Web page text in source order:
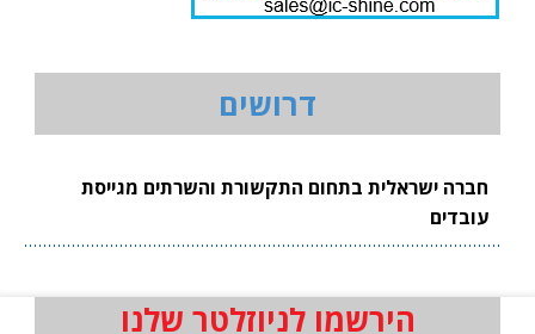
דרושים
חברה ישראלית בתחום התקשורת והשרתים מגייסת
עובדים
הירשמו לניוזלטר שלנו